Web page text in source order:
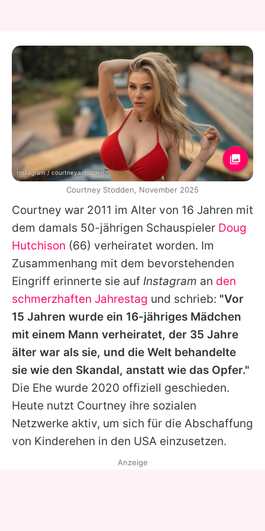
Courtney war 2011 im Alter von 16 Jahren mit
dem damals 50-jährigen Schauspieler Doug
Hutchison (66) verheiratet worden. Im
Zusammenhang mit dem bevorstehenden
Eingriff erinnerte sie auf Instagram an den
schmerzhaften Jahrestag und schrieb: "Vor
15 Jahren wurde ein 16-jähriges Mädchen
mit einem Mann verheiratet, der 35 Jahre
älter war als sie, und die Welt behandelte
sie wie den Skandal, anstatt wie das Opfer."
Die Ehe wurde 2020 offiziell geschieden.
Heute nutzt Courtney ihre sozialen
Netzwerke aktiv, um sich für die Abschaffung
von Kinderehen in den USA einzusetzen.
Instagram / courtneyastodden
Courtney Stodden, November 2025
Anzeige